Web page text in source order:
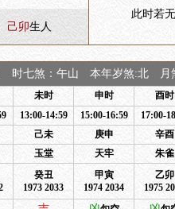
己卯生人
此时若
时七煞：午山 本年岁煞:北 月
未时 申时 酉时
13:00-14:59 15:00-16:59 17:00-
己未 庚申 辛酉
玉堂 天牢 朱雀
癸丑
1973 2033
甲寅
1974 2034
乙卯
1975